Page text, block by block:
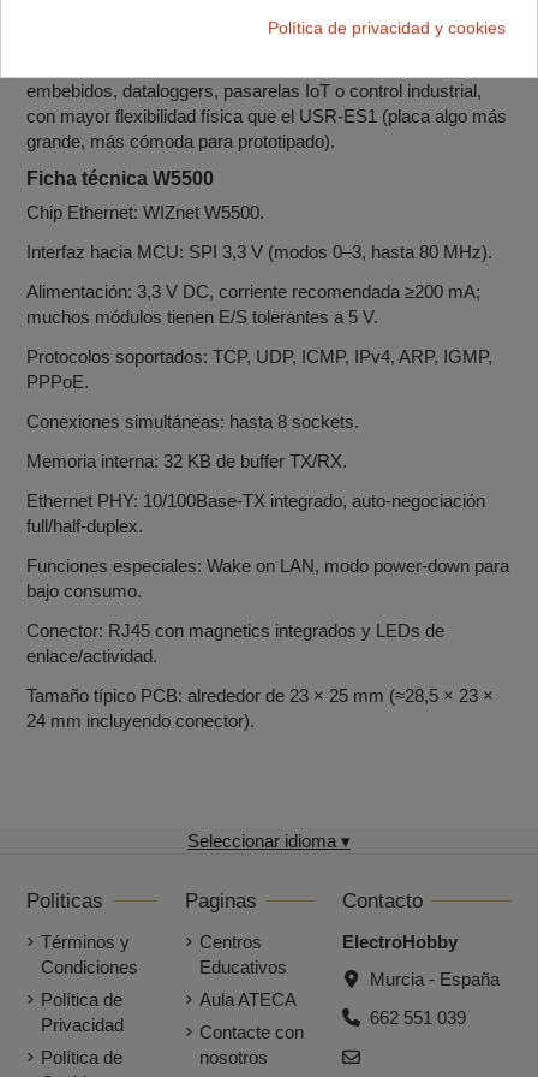
Arduino/ESP32. Es una opción versátil para añadir Ethernet
embebidos, dataloggers, pasarelas IoT o control industrial,
con mayor flexibilidad física que el USR‑ES1 (placa algo más
grande, más cómoda para prototipado).
Ficha técnica W5500
Chip Ethernet: WIZnet W5500.
Interfaz hacia MCU: SPI 3,3 V (modos 0–3, hasta 80 MHz).
Alimentación: 3,3 V DC, corriente recomendada ≥200 mA;
muchos módulos tienen E/S tolerantes a 5 V.
Protocolos soportados: TCP, UDP, ICMP, IPv4, ARP, IGMP,
PPPoE.
Conexiones simultáneas: hasta 8 sockets.
Memoria interna: 32 KB de buffer TX/RX.
Ethernet PHY: 10/100Base‑TX integrado, auto‑negociación
full/half‑duplex.
Funciones especiales: Wake on LAN, modo power‑down para
bajo consumo.
Conector: RJ45 con magnetics integrados y LEDs de
enlace/actividad.
Tamaño típico PCB: alrededor de 23 × 25 mm (≈28,5 × 23 ×
24 mm incluyendo conector).
Seleccionar idioma ▾
Politicas
Términos y
Condiciones
Política de
Privacidad
Política de
Paginas
Centros
Educativos
Aula ATECA
Contacte con
nosotros
Contacto
ElectroHobby
Murcia - España
662 551 039
Política de privacidad y cookies